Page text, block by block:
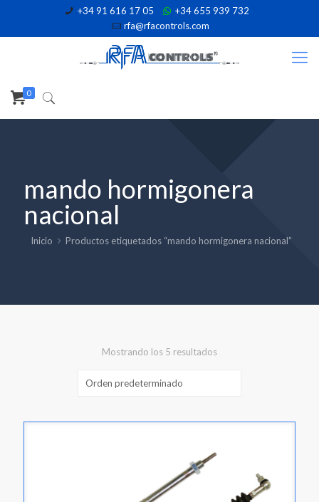
+34 91 616 17 05
+34 655 939 732
rfa@rfacontrols.com
0
mando hormigonera
nacional
Inicio Productos etiquetados “mando hormigonera nacional”
Mostrando los 5 resultados